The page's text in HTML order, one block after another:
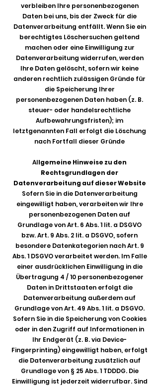
verbleiben Ihre personenbezogenen
Daten bei uns, bis der Zweck für die
Datenverarbeitung entfällt. Wenn Sie ein
berechtigtes Löschersuchen geltend
machen oder eine Einwilligung zur
Datenverarbeitung widerrufen, werden
Ihre Daten gelöscht, sofern wir keine
anderen rechtlich zulässigen Gründe für
die Speicherung Ihrer
personenbezogenen Daten haben (z. B.
steuer- oder handelsrechtliche
Aufbewahrungsfristen); im
letztgenannten Fall erfolgt die Löschung
nach Fortfall dieser Gründe
Allgemeine Hinweise zu den
Rechtsgrundlagen der
Datenverarbeitung auf dieser Website
Sofern Sie in die Datenverarbeitung
eingewilligt haben, verarbeiten wir Ihre
personenbezogenen Daten auf
Grundlage von Art. 6 Abs. 1 lit. a DSGVO
bzw. Art. 9 Abs. 2 lit. a DSGVO, sofern
besondere Datenkategorien nach Art. 9
Abs. 1 DSGVO verarbeitet werden. Im Falle
einer ausdrücklichen Einwilligung in die
Übertragung 4 / 10 personenbezogener
Daten in Drittstaaten erfolgt die
Datenverarbeitung außerdem auf
Grundlage von Art. 49 Abs. 1 lit. a DSGVO.
Sofern Sie in die Speicherung von Cookies
oder in den Zugriff auf Informationen in
Ihr Endgerät (z. B. via Device-
Fingerprinting) eingewilligt haben, erfolgt
die Datenverarbeitung zusätzlich auf
Grundlage von § 25 Abs. 1 TDDDG. Die
Einwilligung ist jederzeit widerrufbar. Sind